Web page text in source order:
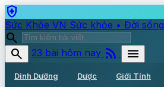
health_and_safety
Sức Khỏe VN Sức khỏe • Đời sống
search
search
23 bài hôm nay rss_feed menu
Dinh Dưỡng Dược Giới Tính